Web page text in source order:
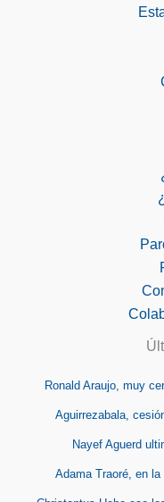
Ronald Araujo, muy
Aguirrezabala,
Nayef Aguerd
Adama Traoré, en